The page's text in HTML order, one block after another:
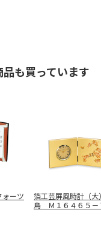
も買っています
ォーツ
箔工芸屏風時計（大
鳥 Ｍ１６４６５－